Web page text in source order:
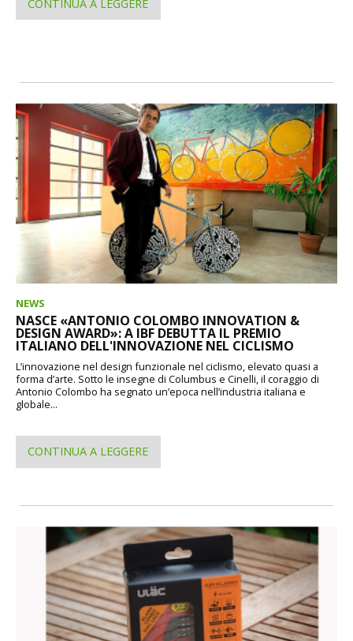
CONTINUA A LEGGERE
NEWS
NASCE «ANTONIO COLOMBO INNOVATION &
DESIGN AWARD»: A IBF DEBUTTA IL PREMIO
ITALIANO DELL'INNOVAZIONE NEL CICLISMO
L’innovazione nel design funzionale nel ciclismo, elevato quasi a
forma d’arte. Sotto le insegne di Columbus e Cinelli, il coraggio di
Antonio Colombo ha segnato un’epoca nell’industria italiana e
globale...
CONTINUA A LEGGERE